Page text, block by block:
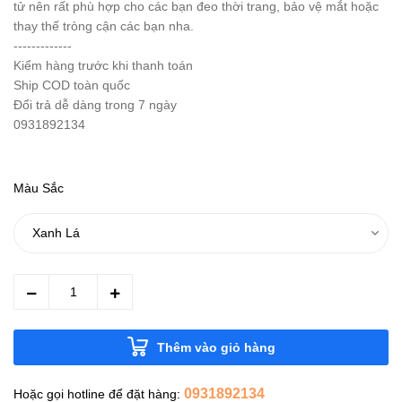
tử nên rất phù hợp cho các bạn đeo thời trang, bảo vệ mắt hoặc
thay thế tròng cận các bạn nha.
-------------
Kiểm hàng trước khi thanh toán
Ship COD toàn quốc
Đổi trả dễ dàng trong 7 ngày
0931892134
Màu Sắc
Thêm vào giỏ hàng
Hoặc gọi hotline để đặt hàng: 0931892134